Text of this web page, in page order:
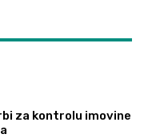
za kontrolu imovine